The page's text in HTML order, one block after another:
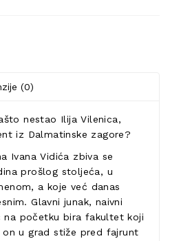
(0)
nestao Ilija Vilenica,
iz Dalmatinske zagore?
Ivana Vidića zbiva se
prošlog stoljeća, u
a koje već danas
Glavni junak, naivni
na početku bira fakultet koji
on u grad stiže pred fajrunt